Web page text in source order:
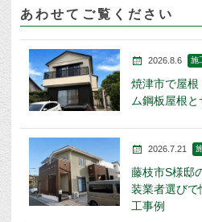
あわせてご覧ください
2026.8.6 施
焼津市で屋根
ム鋼板屋根
2026.7.21
藤枝市S様邸
装業者選び
工事例